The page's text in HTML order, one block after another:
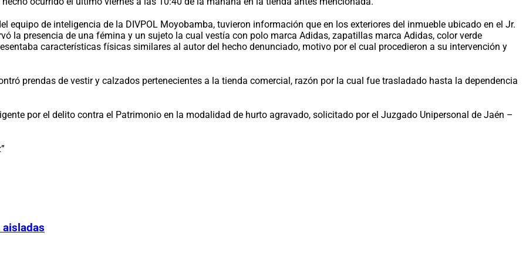
equipo de inteligencia de la DIVPOL Moyobamba, tuvieron información que en los exteriores del inmueble ubicado en el Jr.
la presencia de una fémina y un sujeto la cual vestía con polo marca Adidas, zapatillas marca Adidas, color verde
características físicas similares al autor del hecho denunciado, motivo por el cual procedieron a su intervención y
prendas de vestir y calzados pertenecientes a la tienda comercial, razón por la cual fue trasladado hasta la dependencia
por el delito contra el Patrimonio en la modalidad de hurto agravado, solicitado por el Juzgado Unipersonal de Jaén –